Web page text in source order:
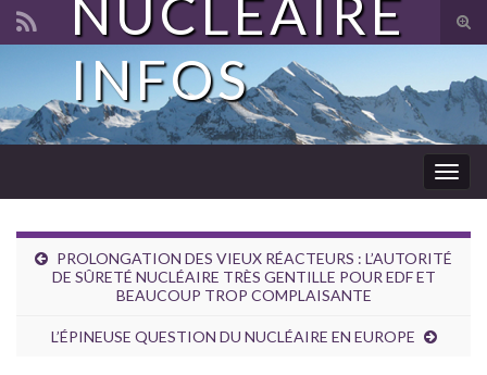
Search for:
NUCLÉAIRE
INFOS
PROLONGATION DES VIEUX RÉACTEURS : L’AUTORITÉ
DE SÛRETÉ NUCLÉAIRE TRÈS GENTILLE POUR EDF ET
BEAUCOUP TROP COMPLAISANTE
L’ÉPINEUSE QUESTION DU NUCLÉAIRE EN EUROPE